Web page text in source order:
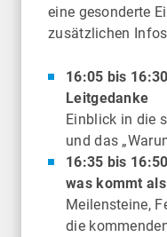
eine gesonderte
zusätzlichen
16:05 bis
Leitgedanke
Einblick in die
und das
16:35 bis
was kommt
Meilensteine,
die